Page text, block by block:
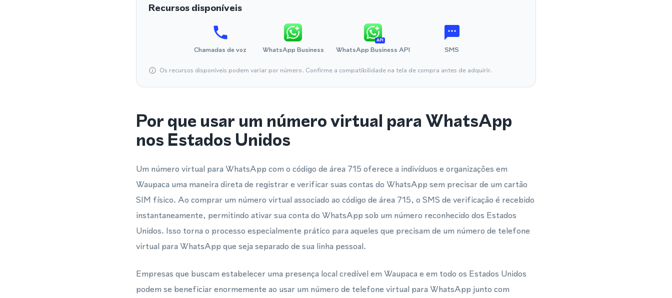
Recursos disponíveis
Chamadas de voz WhatsApp Business
API
WhatsApp Business API SMS
Os recursos disponíveis podem variar por número. Confirme a compatibilidade na tela de compra antes de adquirir.
Por que usar um número virtual para WhatsApp
nos Estados Unidos
Um número virtual para WhatsApp com o código de área 715 oferece a indivíduos e organizações em
Waupaca uma maneira direta de registrar e verificar suas contas do WhatsApp sem precisar de um cartão
SIM físico. Ao comprar um número virtual associado ao código de área 715, o SMS de verificação é recebido
instantaneamente, permitindo ativar sua conta do WhatsApp sob um número reconhecido dos Estados
Unidos. Isso torna o processo especialmente prático para aqueles que precisam de um número de telefone
virtual para WhatsApp que seja separado de sua linha pessoal.
Empresas que buscam estabelecer uma presença local credível em Waupaca e em todo os Estados Unidos
podem se beneficiar enormemente ao usar um número de telefone virtual para WhatsApp junto com